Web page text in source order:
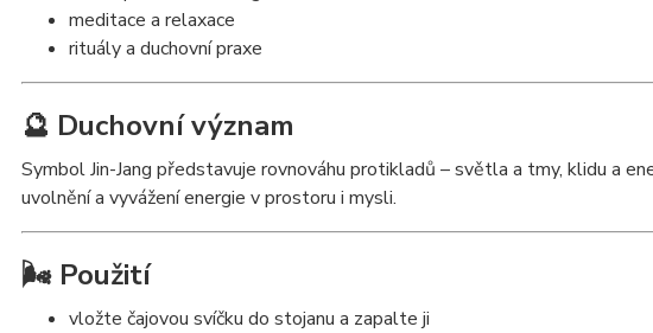
meditace a relaxace
rituály a duchovní praxe
🔮 Duchovní význam
Symbol Jin-Jang představuje rovnováhu protikladů – světla a tmy, klidu a
uvolnění a vyvážení energie v prostoru i mysli.
🌬️ Použití
vložte čajovou svíčku do stojanu a zapalte ji